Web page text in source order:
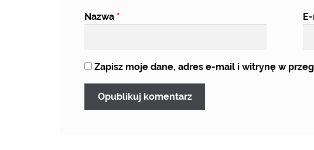
Nazwa *
Zapisz moje dane, adres e-mail i witrynę w